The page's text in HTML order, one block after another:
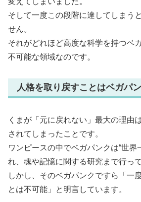
そして一度この段階に達してしまう
せん。
それがどれほど高度な科学を持つベ
不可能な領域なのです。
人格を取り戻すことはベガパ
くまが「元に戻れない」最大の理由
されてしまったことです。
ワンピースの中でベガパンクは“世界
れ、魂や記憶に関する研究まで行っ
しかし、そのベガパンクですら「一
とは不可能」と明言しています。